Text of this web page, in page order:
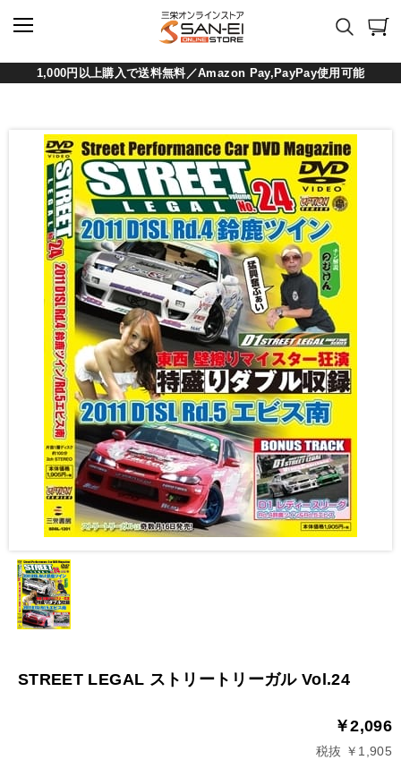
1,000円以上購入で送料無料／Amazon Pay,PayPay使用可能
STREET LEGAL ストリートリーガル Vol.24
￥2,096
税抜 ￥1,905